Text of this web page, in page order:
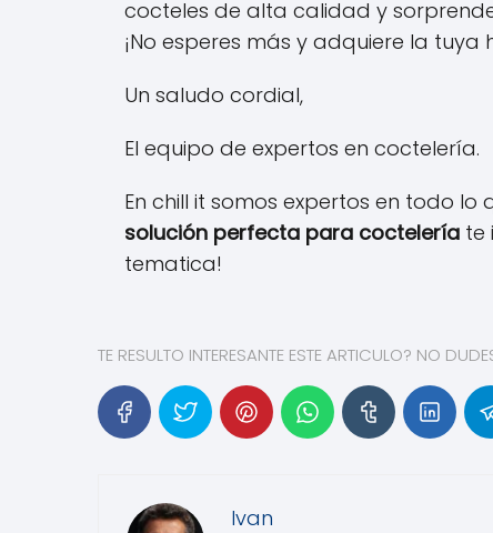
cocteles de alta calidad y
¡No esperes más y adquiere la tuya
Un saludo cordial,
El equipo de expertos en coctelería.
En chill it somos expertos en todo
solución perfecta para coctelería te
tematica!
TE RESULTO INTERESANTE ESTE ARTICULO? NO
Ivan